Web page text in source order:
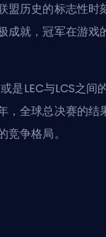
盟历史的标志性时
成就，冠军在游戏
是LEC与LCS之间
，全球总决赛的结
争格局。